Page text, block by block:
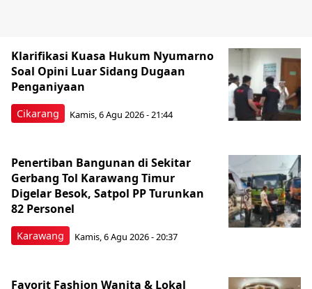
Cikarang
Klarifikasi Kuasa Hukum Nyumarno
Soal Opini Luar Sidang Dugaan
Penganiyaan
Kamis, 6 Agu 2026 - 21:44
Karawang
Penertiban Bangunan di Sekitar
Gerbang Tol Karawang Timur
Digelar Besok, Satpol PP Turunkan
82 Personel
Kamis, 6 Agu 2026 - 20:37
Favorit Fashion Wanita & Lokal